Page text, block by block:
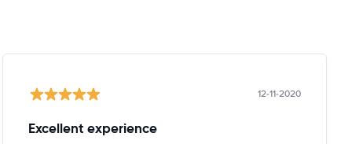
12-11-2020
Excellent experience